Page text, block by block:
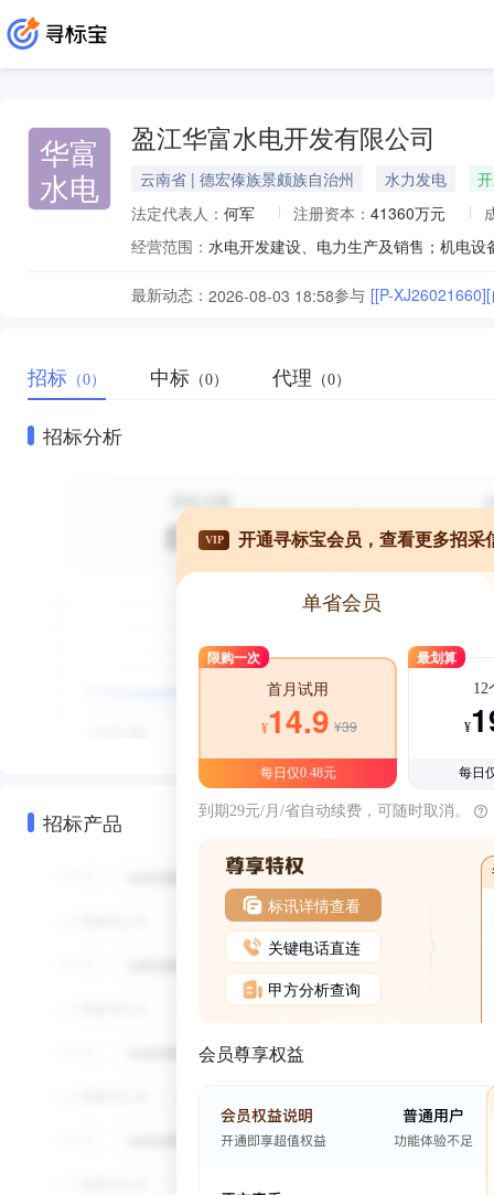
华富
水电
盈江华富水电开发有限公司
云南省 | 德宏傣族景颇族自治州 水力发电
法定代表人： 何军 注册资本： 41360万元
经营范围： 水电开发建设、电力生产及销售；机电
最新动态： 2026-08-03 18:58参与 [[P-
招标 （0） 中标 （0） 代理 （0）
招标分析
招标产品
VIP 开通寻标宝会员，查看更多招采
单省会员
限购一次
首月试用
¥14.9 ¥39
每日仅0.48元
最划算
12
¥
每日
到期29元/月/省自动续费，可随时取消。
标讯详情查看
关键电话直连
甲方分析查询
会员尊享权益